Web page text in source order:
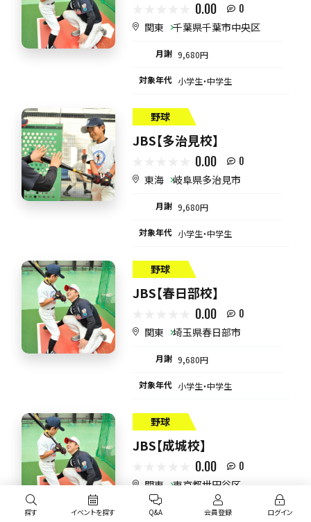
0.00 0
関東 千葉県千葉市中央区
月謝 9,680円
対象年代 小学生・中学生
野球
JBS【多治見校】
0.00 0
東海 岐阜県多治見市
月謝 9,680円
対象年代 小学生・中学生
野球
JBS【春日部校】
0.00 0
関東 埼玉県春日部市
月謝 9,680円
対象年代 小学生・中学生
野球
JBS【成城校】
0.00 0
関東 東京都世田谷区
月謝 9,680円
探す イベントを探す Q&A 会員登録 ログイン